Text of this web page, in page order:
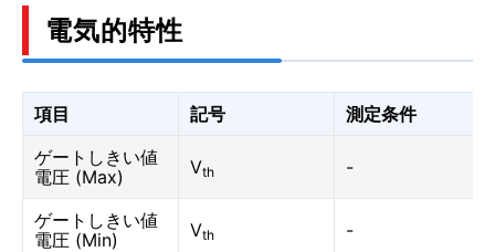
電気的特性
項目 記号
測定条件
ゲートしきい値
電圧 (Max)
Vth -
ゲートしきい値
電圧 (Min)
Vth -